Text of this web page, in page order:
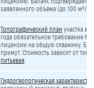
лицензию. Баланс подтверждает
заявленного объёма (до 100 м³/
Топографический план участка в
года обязательное требование
лицензии на общую скважину. Без
примут. Стоимость зависит от
питьевая.
Гидрогеологическая